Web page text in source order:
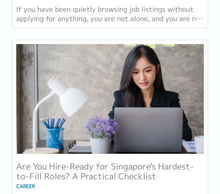
If you have been quietly browsing job listings without
applying for anything, you are not alone, and you are not
being disloyal to your current...
Are You Hire-Ready for Singapore's Hardest-
to-Fill Roles? A Practical Checklist
CAREER